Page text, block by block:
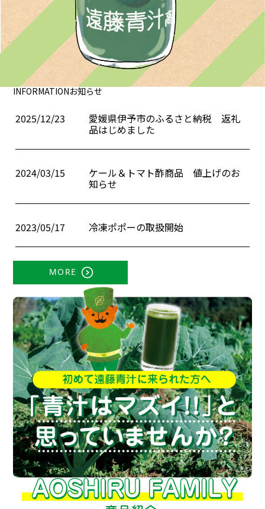
INFORMATIONお知らせ
2025/12/23 愛媛県伊予市のふるさと納税 返礼
品はじめました
2024/03/15 ケール＆トマト酢商品 値上げのお
知らせ
2023/05/17 冷凍ポポーの取扱開始